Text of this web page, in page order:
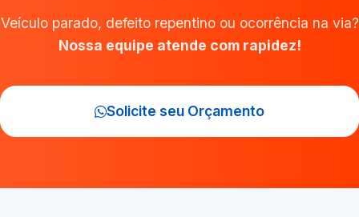
Veículo parado, defeito repentino ou ocorrência na via?
Nossa equipe atende com rapidez!
Solicite seu Orçamento